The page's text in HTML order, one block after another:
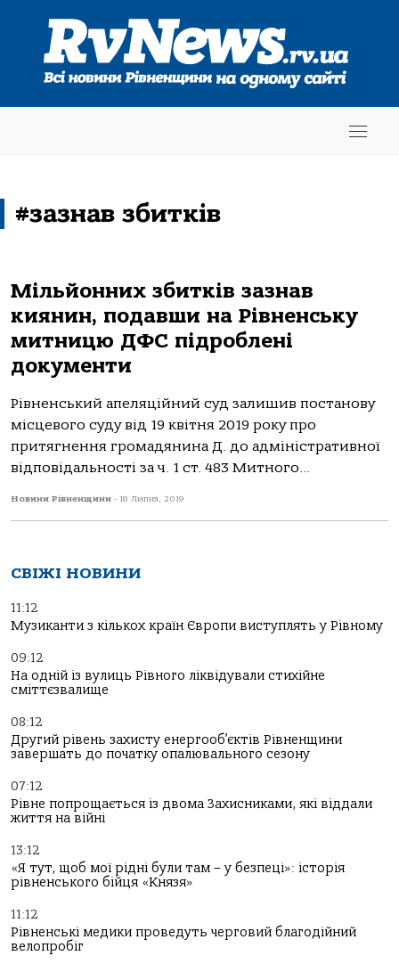
#зазнав збитків
Мільйонних збитків зазнав
киянин, подавши на Рівненську
митницю ДФС підроблені
документи
Рівненський апеляційний суд залишив постанову
місцевого суду від 19 квітня 2019 року про
притягнення громадянина Д. до адміністративної
відповідальності за ч. 1 ст. 483 Митного...
Новини Рівненщини - 18 Липня, 2019
СВІЖІ НОВИНИ
11:12
Музиканти з кількох країн Європи виступлять у Рівному
09:12
На одній із вулиць Рівного ліквідували стихійне
сміттєзвалище
08:12
Другий рівень захисту енергооб’єктів Рівненщини
завершать до початку опалювального сезону
07:12
Рівне попрощається із двома Захисниками, які віддали
життя на війні
13:12
«Я тут, щоб мої рідні були там – у безпеці»: історія
рівненського бійця «Князя»
11:12
Рівненські медики проведуть черговий благодійний
велопробіг